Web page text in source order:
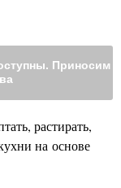
Приносим
растирать,
на основе